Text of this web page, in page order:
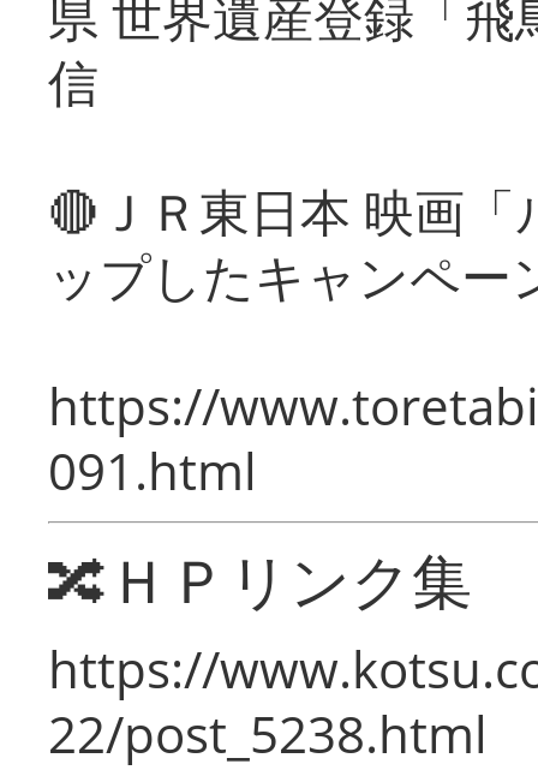
県 世界遺産登録「
信
🔴ＪＲ東日本 映画
ップしたキャンペー
https://
091.html
🔀ＨＰリンク集
https://
22/post_5238.html